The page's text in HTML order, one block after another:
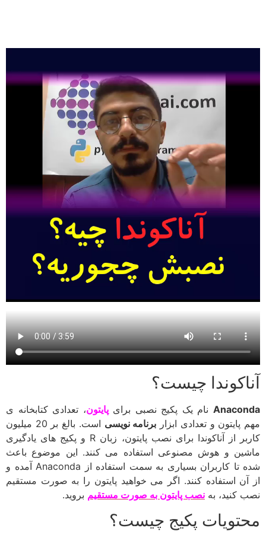
آناکوندا چیست؟
Anacondaنام یک پکیج نصبی برایپایتون، تعدادی کتابخانه ی
مهم پایتون و تعدادی ابزار برنامه نویسی
است. بالغ بر 20 میلیون
کاربر از آناکوندا برای نصب پایتون، زبان R و پکیج های یادگیری
ماشین و هوش مصنوعی استفاده می کنند. این موضوع باعث
شده تا کاربران بسیاری به سمت استفاده از Anaconda آمده و
از آن استفاده کنند. اگر می خواهید پایتون را به صورت مستقیم
نصب کنید، به نصب پایتون به صورت مستقیم بروید.
محتویات پکیج چیست؟